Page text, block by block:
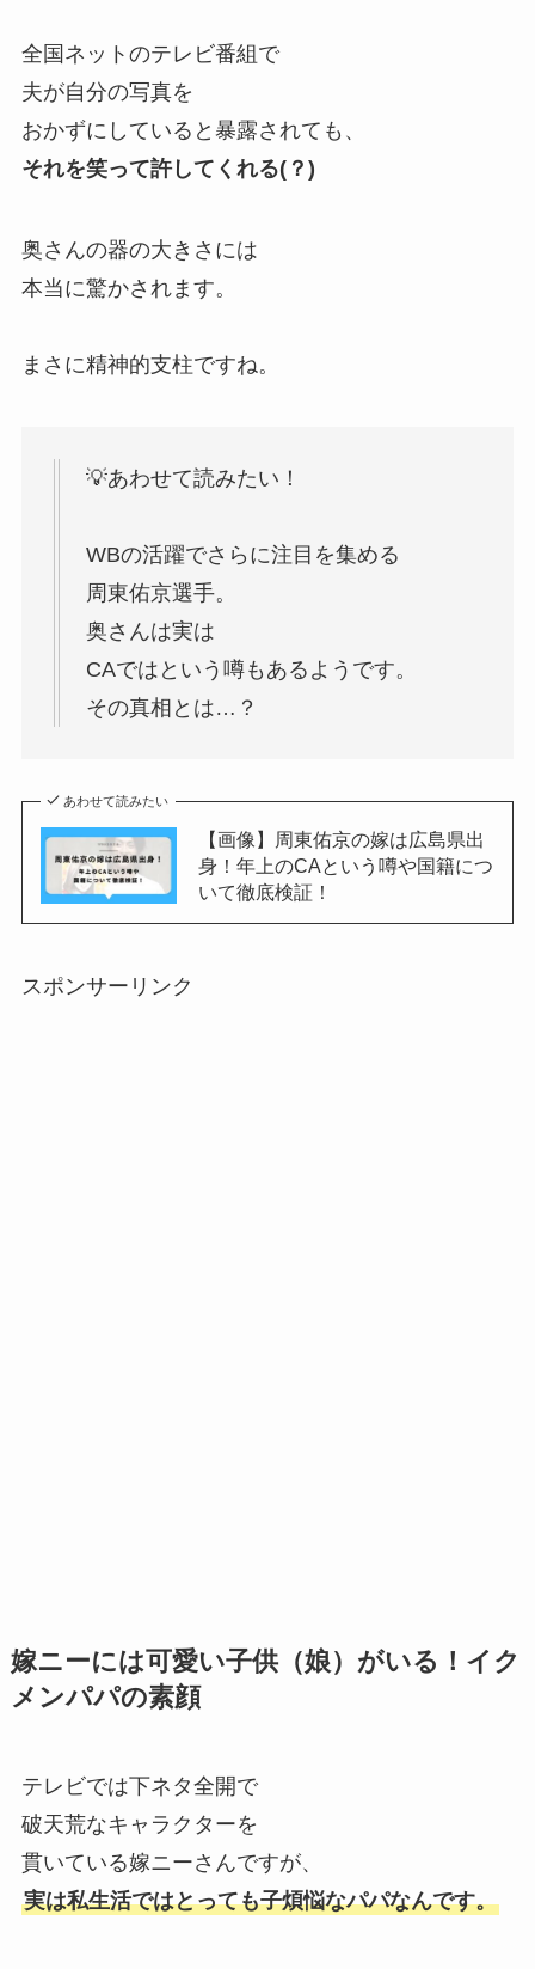
全国ネットのテレビ番組で
夫が自分の写真を
おかずにしていると暴露されても、
それを笑って許してくれる(？)
奥さんの器の大きさには
本当に驚かされます。
まさに精神的支柱ですね。
💡あわせて読みたい！
WBの活躍でさらに注目を集める
周東佑京選手。
奥さんは実は
CAではという噂もあるようです。
その真相とは…？
あわせて読みたい
【画像】周東佑京の嫁は広島県出
身！年上のCAという噂や国籍につ
いて徹底検証！
スポンサーリンク
嫁ニーには可愛い子供（娘）がいる！イク
メンパパの素顔
テレビでは下ネタ全開で
破天荒なキャラクターを
貫いている嫁ニーさんですが、
実は私生活ではとっても子煩悩なパパなんです。